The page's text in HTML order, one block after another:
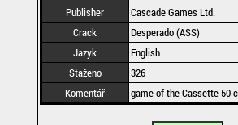
Publisher
Cascade Games Ltd.
Crack
Desperado (ASS)
Jazyk
English
Staženo
326
Komentář
game of the Cassette 50